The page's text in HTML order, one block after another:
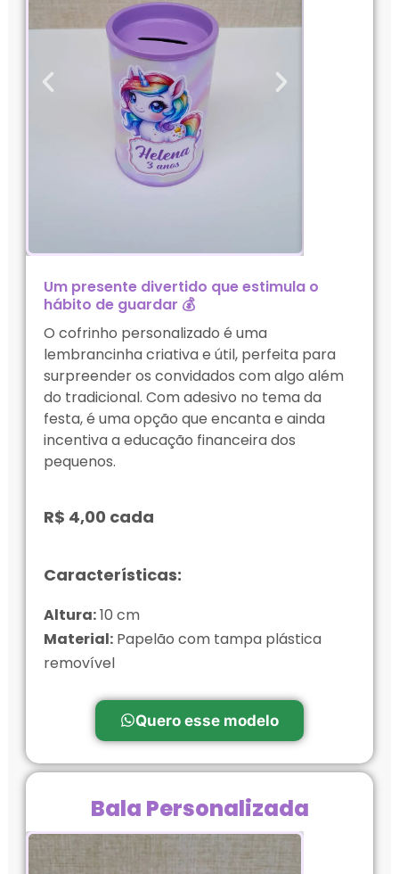
Um presente divertido que estimula o
hábito de guardar 💰
O cofrinho personalizado é uma
lembrancinha criativa e útil, perfeita para
surpreender os convidados com algo além
do tradicional. Com adesivo no tema da
festa, é uma opção que encanta e ainda
incentiva a educação financeira dos
pequenos.
R$ 4,00 cada
Características:
Altura:10 cm
Material:Papelão com tampa plástica
removível
Quero esse modelo
Bala Personalizada